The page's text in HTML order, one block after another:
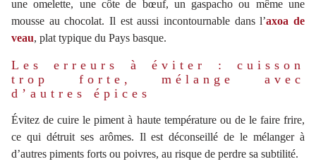
une omelette, une côte de bœuf, un gaspacho ou même une
mousse au chocolat. Il est aussi incontournable dans l’axoa de
veau, plat typique du Pays basque.
Les erreurs à éviter : cuisson
trop forte, mélange avec
d’autres épices
Évitez de cuire le piment à haute température ou de le faire frire,
ce qui détruit ses arômes. Il est déconseillé de le mélanger à
d’autres piments forts ou poivres, au risque de perdre sa subtilité.